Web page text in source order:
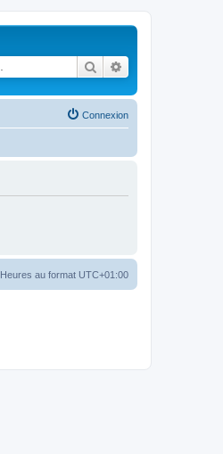
Rechercher
Connexion
Heures au format UTC+01:00